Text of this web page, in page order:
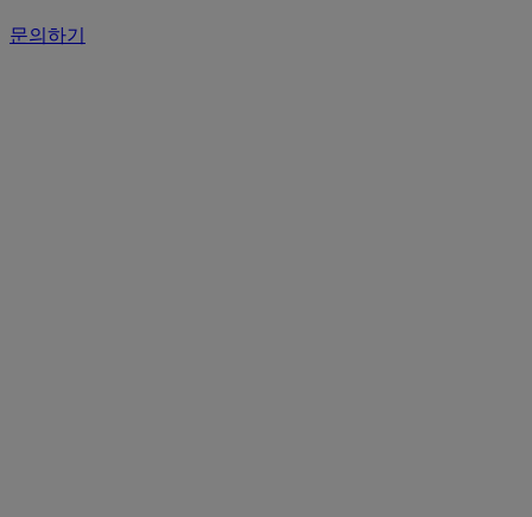
문의하기